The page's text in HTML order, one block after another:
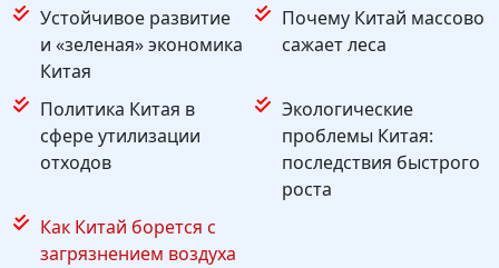
Устойчивое развитие
и «зеленая» экономика
Китая
Почему Китай массово
сажает леса
Политика Китая в
сфере утилизации
отходов
Экологические
проблемы Китая:
последствия быстрого
роста
Как Китай борется с
загрязнением воздуха